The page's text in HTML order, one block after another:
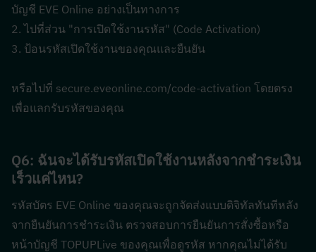
บัญชี EVE Online อย่างเป็นทางการ
2. ไปที่ส่วน "การเปิดใช้งานรหัส" (Code Activation)
3. ป้อนรหัสเปิดใช้งานของคุณและยืนยัน
หรือไปที่ secure.eveonline.com/code-activation โดยตรง
เพื่อแลกรับรหัสของคุณ
Q6: ฉันจะได้รับรหัสเปิดใช้งานหลังจากชำระเงิน
เร็วแค่ไหน?
รหัสบัตร EVE Online ของคุณจะถูกจัดส่งแบบดิจิทัลทันทีหลัง
จากยืนยันการชำระเงิน ตรวจสอบการยืนยันการสั่งซื้อหรือ
หน้าบัญชี TOPUPLive ของคุณเพื่อดูรหัส หากคุณไม่ได้รับ